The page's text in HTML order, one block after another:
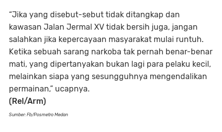
“Jika yang disebut-sebut tidak ditangkap dan
kawasan Jalan Jermal XV tidak bersih juga, jangan
salahkan jika kepercayaan masyarakat mulai runtuh.
Ketika sebuah sarang narkoba tak pernah benar-benar
mati, yang dipertanyakan bukan lagi para pelaku kecil,
melainkan siapa yang sesungguhnya mengendalikan
permainan,” ucapnya.
(Rel/Arm)
Sumber: Fb/Posmetro Medan